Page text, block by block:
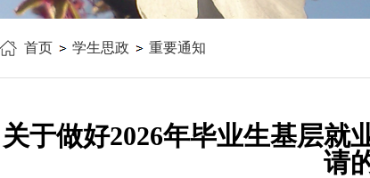
科研训练
对外交流
教学成果
成果管理
对外交流
服务指南
首页 学生思政 重要通知
关于做好2026年毕业生基层就
请